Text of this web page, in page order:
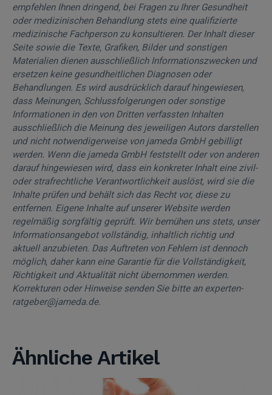
empfehlen Ihnen dringend, bei Fragen zu Ihrer Gesundheit
oder medizinischen Behandlung stets eine qualifizierte
medizinische Fachperson zu konsultieren. Der Inhalt dieser
Seite sowie die Texte, Grafiken, Bilder und sonstigen
Materialien dienen ausschließlich Informationszwecken und
ersetzen keine gesundheitlichen Diagnosen oder
Behandlungen. Es wird ausdrücklich darauf hingewiesen,
dass Meinungen, Schlussfolgerungen oder sonstige
Informationen in den von Dritten verfassten Inhalten
ausschließlich die Meinung des jeweiligen Autors darstellen
und nicht notwendigerweise von jameda GmbH gebilligt
werden. Wenn die jameda GmbH feststellt oder von anderen
darauf hingewiesen wird, dass ein konkreter Inhalt eine zivil-
oder strafrechtliche Verantwortlichkeit auslöst, wird sie die
Inhalte prüfen und behält sich das Recht vor, diese zu
entfernen. Eigene Inhalte auf unserer Website werden
regelmäßig sorgfältig geprüft. Wir bemühen uns stets, unser
Informationsangebot vollständig, inhaltlich richtig und
aktuell anzubieten. Das Auftreten von Fehlern ist dennoch
möglich, daher kann eine Garantie für die Vollständigkeit,
Richtigkeit und Aktualität nicht übernommen werden.
Korrekturen oder Hinweise senden Sie bitte an experten-
ratgeber@jameda.de.
Ähnliche Artikel